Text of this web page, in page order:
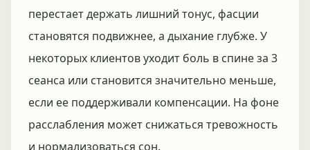
перестает держать лишний тонус, фасции
становятся подвижнее, а дыхание глубже. У
некоторых клиентов уходит боль в спине за 3
сеанса или становится значительно меньше,
если ее поддерживали компенсации. На фоне
расслабления может снижаться тревожность
и нормализоваться сон.